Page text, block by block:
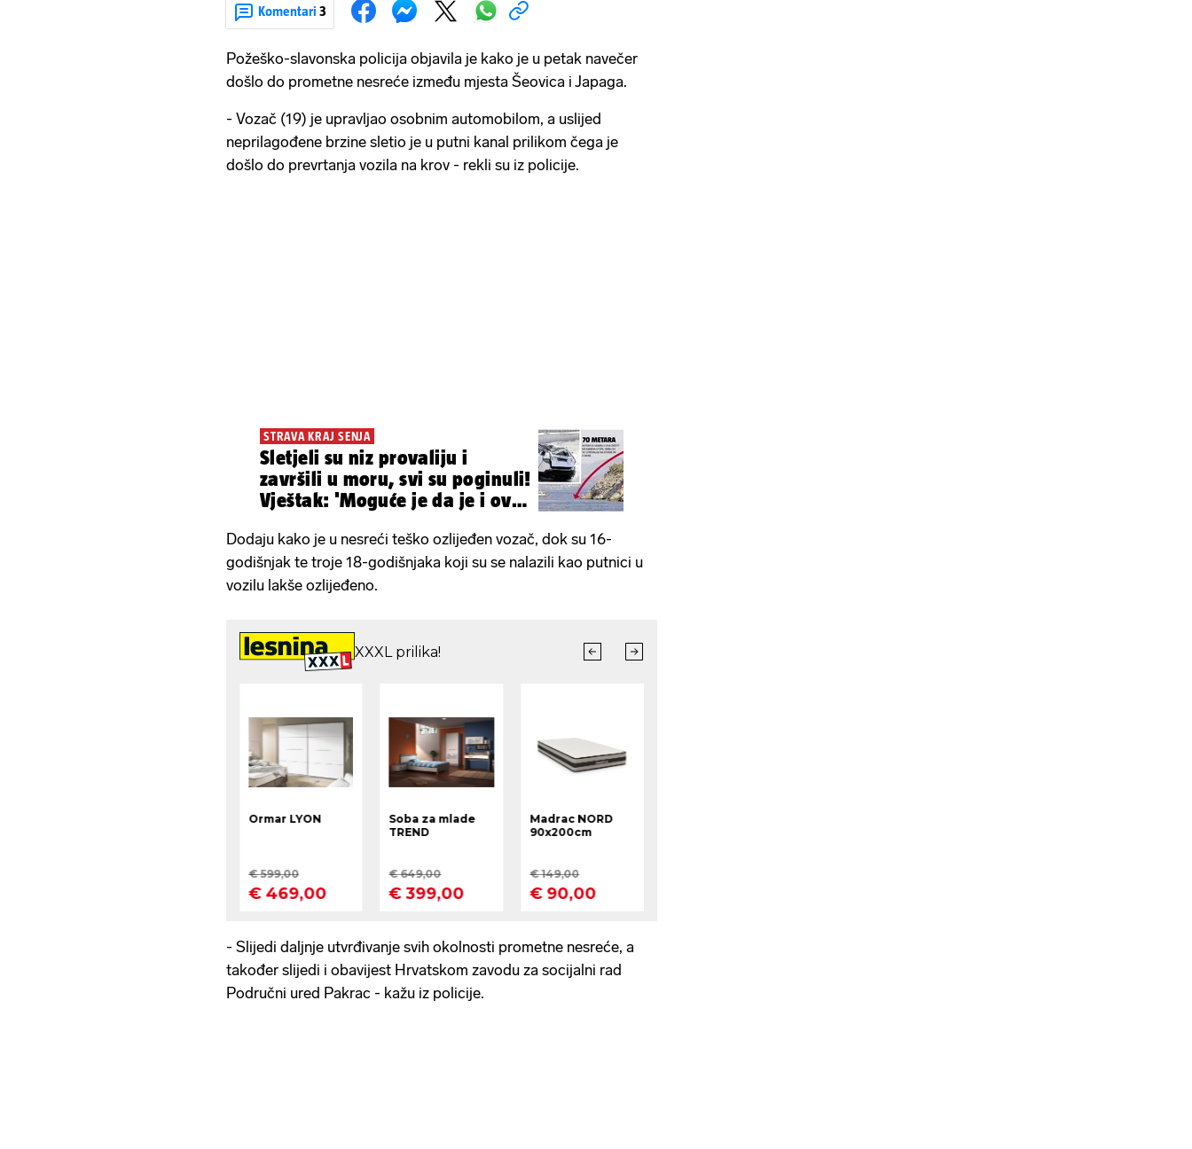
Komentari 3
Požeško-slavonska policija objavila je kako je u petak navečer
došlo do prometne nesreće između mjesta Šeovica i Japaga.
- Vozač (19) je upravljao osobnim automobilom, a uslijed
neprilagođene brzine sletio je u putni kanal prilikom čega je
došlo do prevrtanja vozila na krov - rekli su iz policije.
STRAVA KRAJ SENJA
Sletjeli su niz provaliju i
završili u moru, svi su poginuli!
Vještak: 'Moguće je da je i ovo
Dodaju kako je u nesreći teško ozlijeđen vozač, dok su 16-
godišnjak te troje 18-godišnjaka koji su se nalazili kao putnici u
vozilu lakše ozlijeđeno.
- Slijedi daljnje utvrđivanje svih okolnosti prometne nesreće, a
također slijedi i obavijest Hrvatskom zavodu za socijalni rad
Područni ured Pakrac - kažu iz policije.